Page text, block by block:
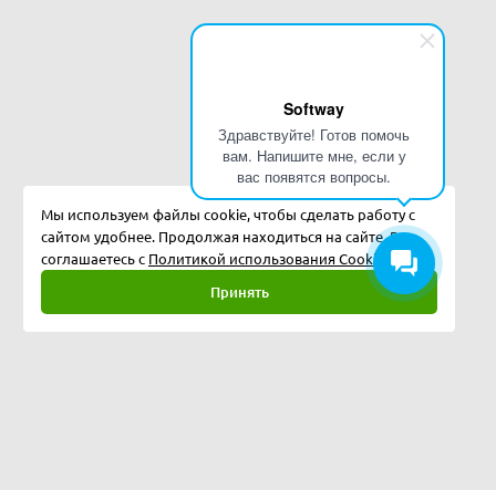
Softway
Здравствуйте! Готов помочь
вам. Напишите мне, если у
вас появятся вопросы.
Мы используем файлы cookie, чтобы сделать работу с
сайтом удобнее. Продолжая находиться на сайте, Вы
соглашаетесь с Политикой использования Cookies.
Принять